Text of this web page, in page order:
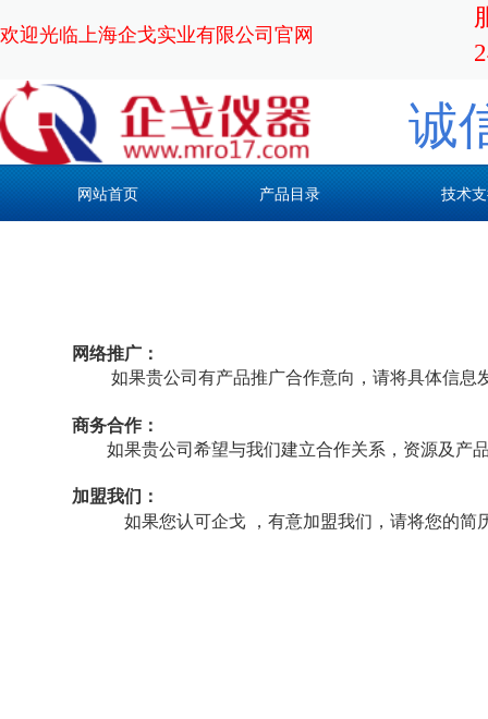
欢迎光临上海企戈实业有限公司官网
诚
网站首页 产品目录 技术
网络推广：
如果贵公司有产品推广合作意向，请将具体信息
商务合作：
如果贵公司希望与我们建立合作关系，资源及产
加盟我们 ：
如果您认可企戈 ，有意加盟我们，请将您的简